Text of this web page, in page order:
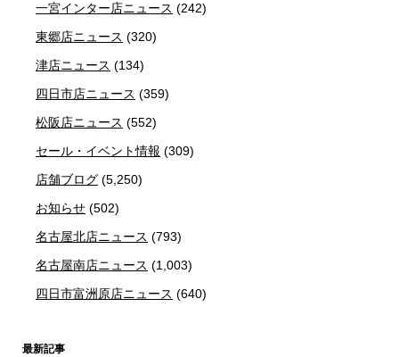
一宮インター店ニュース (242)
東郷店ニュース (320)
津店ニュース (134)
四日市店ニュース (359)
松阪店ニュース (552)
セール・イベント情報 (309)
店舗ブログ (5,250)
お知らせ (502)
名古屋北店ニュース (793)
名古屋南店ニュース (1,003)
四日市富洲原店ニュース (640)
最新記事